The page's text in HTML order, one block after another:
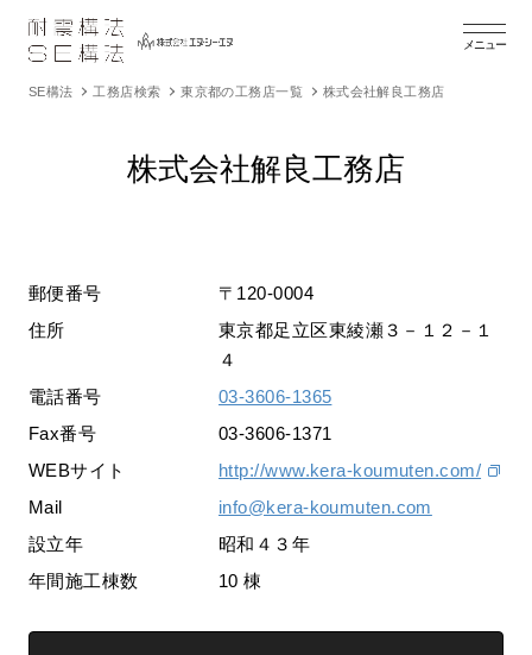
メニュー
SE構法 工務店検索 東京都の工務店一覧 株式会社解良工務店
株式会社解良工務店
郵便番号
〒120-0004
住所
東京都足立区東綾瀬３－１２－１
４
電話番号
03-3606-1365
Fax番号
03-3606-1371
WEBサイト
http://www.kera-koumuten.com/
Mail
info@kera-koumuten.com
設立年
昭和４３年
年間施工棟数
10 棟